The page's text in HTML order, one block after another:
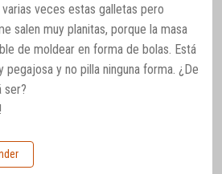
veces estas galletas pero
salen muy planitas, porque la masa
de moldear en forma de bolas. Está
pegajosa y no pilla ninguna forma. ¿De
ser?